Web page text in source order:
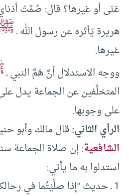
عَنَى أو غيرها؟ قال: صُمَّتْ
هريرة يَأثره عن رسول الله ـ
غيرها.
ووجه الاستدلال أنَّ هَمَّ النبي ـ
المتخلِّفين عن الجماعة يدل
على وجوبها.
الرأي الثاني:قال مالك وأبو
الشافعية: إن صلاة الجماعة
استدلوا به ما يأتي:
1 ـ حديث “إذا صلَّيْتُما في